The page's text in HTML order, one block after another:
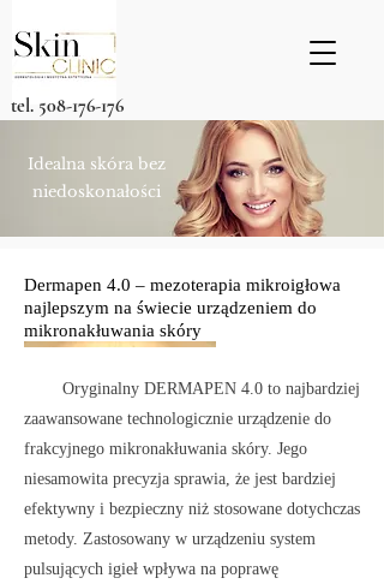
tel. 508-176-176
Idealna skóra bez
niedoskonałości
Dermapen 4.0 – mezoterapia mikroigłowa
najlepszym na świecie urządzeniem do
mikronakłuwania skóry
Oryginalny DERMAPEN 4.0 to najbardziej
zaawansowane technologicznie urządzenie do
frakcyjnego mikronakłuwania skóry. Jego
niesamowita precyzja sprawia, że jest bardziej
efektywny i bezpieczny niż stosowane dotychczas
metody. Zastosowany w urządzeniu system
pulsujących igieł wpływa na poprawę